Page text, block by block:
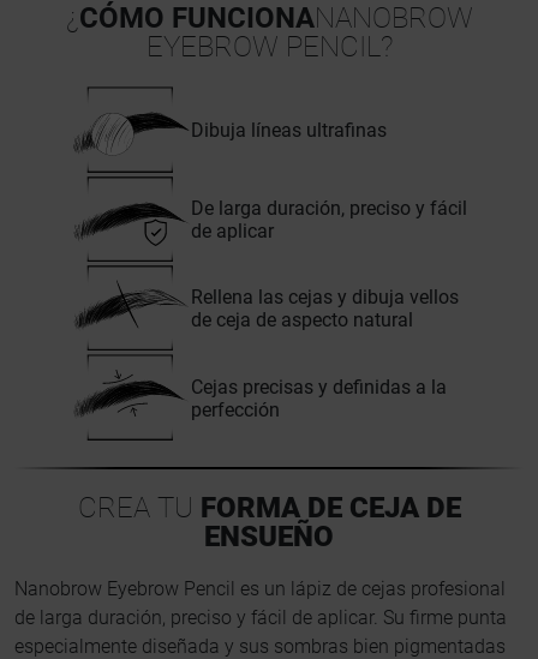
¿ CÓMO FUNCIONANANOBROW
EYEBROW PENCIL?
Dibuja líneas ultrafinas
De larga duración, preciso y fácil
de aplicar
Rellena las cejas y dibuja vellos
de ceja de aspecto natural
Cejas precisas y definidas a la
perfección
CREA TU FORMA DE CEJA DE
ENSUEÑO
Nanobrow Eyebrow Pencil es un lápiz de cejas profesional
de larga duración, preciso y fácil de aplicar. Su firme punta
especialmente diseñada y sus sombras bien pigmentadas